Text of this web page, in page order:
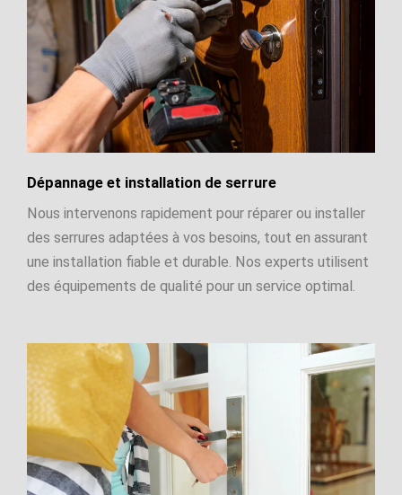
Dépannage et installation de serrure
Nous intervenons rapidement pour réparer ou installer
des serrures adaptées à vos besoins, tout en assurant
une installation fiable et durable. Nos experts utilisent
des équipements de qualité pour un service optimal.